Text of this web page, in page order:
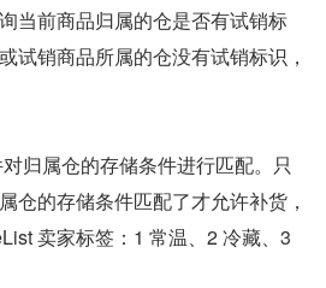
当前商品归属的仓是否有试销标
试销商品所属的仓没有试销标识，
归属仓的存储条件进⾏匹配。只
仓的存储条件匹配了才允许补货，
卖家标签：1 常温、2 冷藏、3